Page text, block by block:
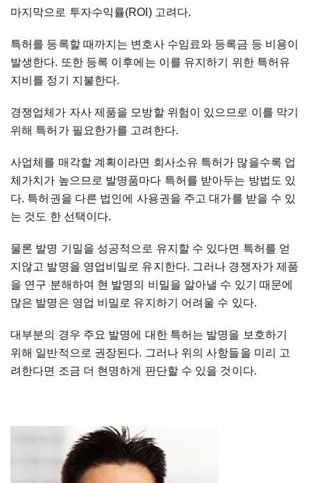
마지막으로 투자수익률(ROI) 고려다.
특허를 등록할 때까지는 변호사 수임료와 등록금 등 비용이
발생한다. 또한 등록 이후에는 이를 유지하기 위한 특허유
지비를 정기 지불한다.
경쟁업체가 자사 제품을 모방할 위험이 있으므로 이를 막기
위해 특허가 필요한가를 고려한다.
사업체를 매각할 계획이라면 회사소유 특허가 많을수록 업
체가치가 높으므로 발명품마다 특허를 받아두는 방법도 있
다. 특허권을 다른 법인에 사용권을 주고 대가를 받을 수 있
는 것도 한 선택이다.
물론 발명 기밀을 성공적으로 유지할 수 있다면 특허를 얻
지않고 발명을 영업비밀로 유지한다. 그러나 경쟁자가 제품
을 연구 분해하여 현 발명의 비밀을 알아낼 수 있기 때문에
많은 발명은 영업 비밀로 유지하기 어려울 수 있다.
대부분의 경우 주요 발명에 대한 특허는 발명을 보호하기
위해 일반적으로 권장된다. 그러나 위의 사항들을 미리 고
려한다면 조금 더 현명하게 판단할 수 있을 것이다.